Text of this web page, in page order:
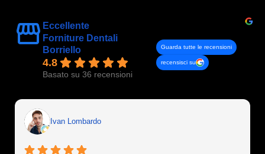
Eccellente
Forniture Dentali
Borriello
4.8
Basato su 36 recensioni
Guarda tutte le recensioni
recensisci su
Ivan Lombardo